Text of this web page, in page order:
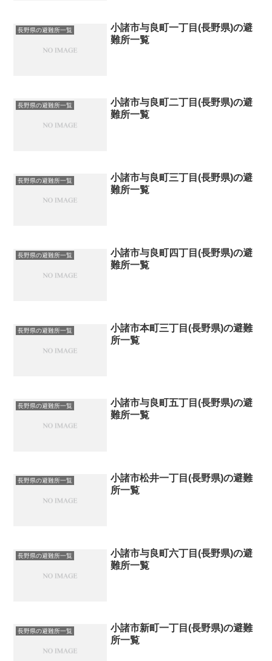
長野県の避難所一覧
小諸市与良町一丁目(長野県)の避
難所一覧
長野県の避難所一覧
小諸市与良町二丁目(長野県)の避
難所一覧
長野県の避難所一覧
小諸市与良町三丁目(長野県)の避
難所一覧
長野県の避難所一覧
小諸市与良町四丁目(長野県)の避
難所一覧
長野県の避難所一覧
小諸市本町三丁目(長野県)の避難
所一覧
長野県の避難所一覧
小諸市与良町五丁目(長野県)の避
難所一覧
長野県の避難所一覧
小諸市松井一丁目(長野県)の避難
所一覧
長野県の避難所一覧
小諸市与良町六丁目(長野県)の避
難所一覧
長野県の避難所一覧
小諸市新町一丁目(長野県)の避難
所一覧